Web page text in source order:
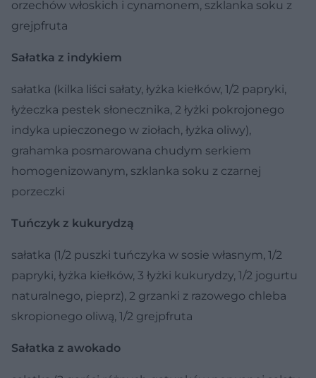
orzechów włoskich i cynamonem, szklanka soku z
grejpfruta
Sałatka z indykiem
sałatka (kilka liści sałaty, łyżka kiełków, 1/2 papryki,
łyżeczka pestek słonecznika, 2 łyżki pokrojonego
indyka upieczonego w ziołach, łyżka oliwy),
grahamka posmarowana chudym serkiem
homogenizowanym, szklanka soku z czarnej
porzeczki
Tuńczyk z kukurydzą
sałatka (1/2 puszki tuńczyka w sosie własnym, 1/2
papryki, łyżka kiełków, 3 łyżki kukurydzy, 1/2 jogurtu
naturalnego, pieprz), 2 grzanki z razowego chleba
skropionego oliwą, 1/2 grejpfruta
Sałatka z awokado